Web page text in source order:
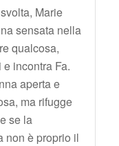
Marie
sensata nella
qualcosa,
incontra Fa.
aperta e
ma rifugge
se la
non è proprio il